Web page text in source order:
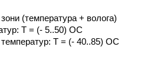
(температура + волога)
Т = (- 5..50) ОС
температур: Т = (- 40..85) ОС